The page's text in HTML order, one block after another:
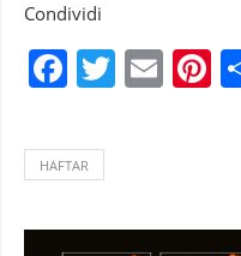
Condividi
Facebook
Twitter
HAFTAR